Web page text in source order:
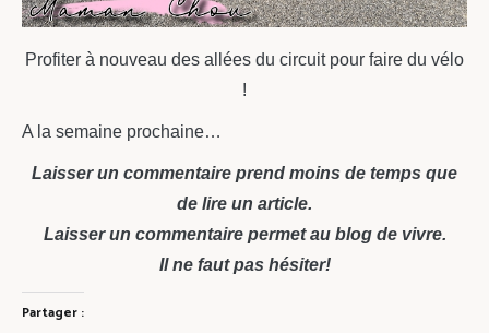
Profiter à nouveau des allées du circuit pour faire du vélo
!
A la semaine prochaine…
Laisser un commentaire prend moins de temps que
de lire un article.
Laisser un commentaire permet au blog de vivre.
Il ne faut pas hésiter!
Partager :